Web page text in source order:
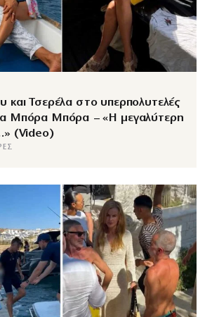
και Τσερέλα στο υπερπολυτελές
Μπόρα Μπόρα – «Η μεγαλύτερη
(Video)